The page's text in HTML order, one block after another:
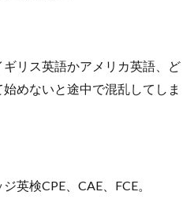
ギリス英語かアメリカ英語、ど
めないと途中で混乱してしま
英検CPE、CAE、FCE。